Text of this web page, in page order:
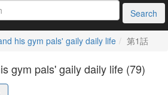
Search
his gym pals' gaily daily life 第1話
gym pals' gaily daily life (79)